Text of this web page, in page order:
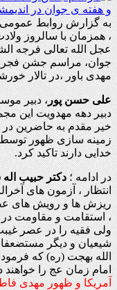
به گزارش روابط
، همزمان با سالروز
عجل الله تعالی فرجه
جوان، مراسم جشن فجر
مهدی باور ،در تالار
علی حسن پور، دبیر
دبیر دهه مهدویت این
خیر مقدم به حاضرین
زمینه سازی ظهور توسط
خدایی دارند تاکید کرد.
در ادامه ؛دکتر حبیب
انتظار ، آزمون های
ریزش ها و رویش های
، استقامت و مقاومت در
ولی فقیه را در عصر
شیعیان و دیگر
الله بهجت (ره) که
امام زمان عج را خواهند
آمریکا و ظهور مهدی